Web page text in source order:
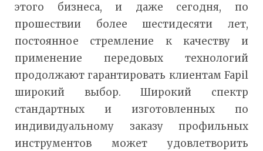
этого бизнеса, и даже сегодня, по
прошествии более шестидесяти лет,
постоянное стремление к качеству и
применение передовых технологий
продолжают гарантировать клиентам Fapil
широкий выбор. Широкий спектр
стандартных и изготовленных по
индивидуальному заказу профильных
инструментов может удовлетворить